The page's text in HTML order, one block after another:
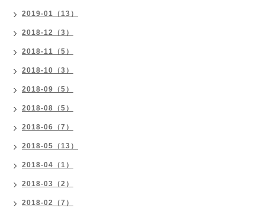
2019-01（13）
2018-12（3）
2018-11（5）
2018-10（3）
2018-09（5）
2018-08（5）
2018-06（7）
2018-05（13）
2018-04（1）
2018-03（2）
2018-02（7）